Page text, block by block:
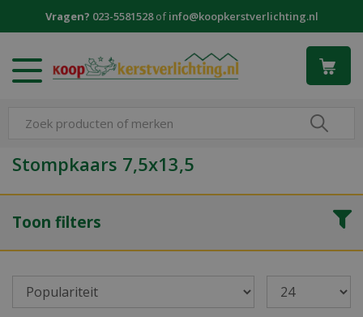
Vragen? 023-5581528ofinfo@koopkerstverlichting.nl
Stompkaars 7,5x13,5
Toon filters